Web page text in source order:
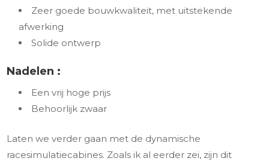
Zeer goede bouwkwaliteit, met uitstekende
afwerking
Solide ontwerp
Nadelen :
Een vrij hoge prijs
Behoorlijk zwaar
Laten we verder gaan met de dynamische
racesimulatiecabines. Zoals ik al eerder zei, zijn dit